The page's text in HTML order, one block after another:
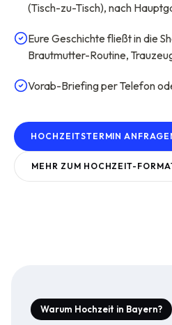
(Tisch-zu-Tisch), nach
Eure Geschichte fließt in die
Brautmutter-Routine,
Vorab-Briefing per Telefon
HOCHZEITSTERMIN
MEHR ZUM HOCHZEIT-
Warum Hochzeit in Bayern?